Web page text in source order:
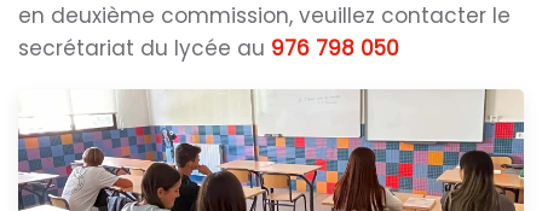
en deuxième commission, veuillez contacter le
secrétariat du lycée au 976 798 050